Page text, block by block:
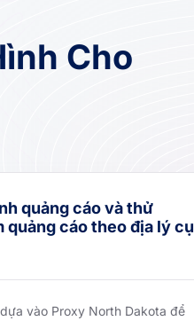
Cho
quảng cáo và thử
quảng cáo theo địa lý cụ
vào Proxy North Dakota để